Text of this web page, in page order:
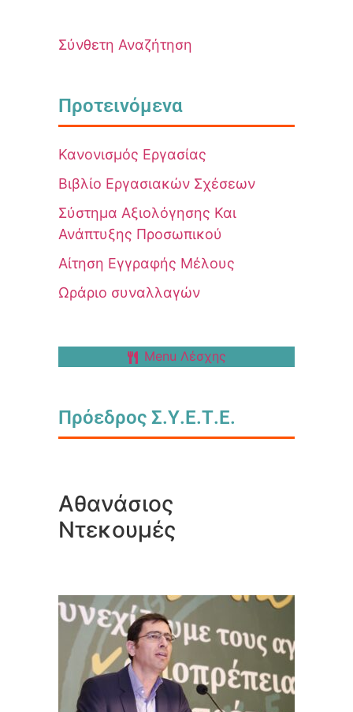
Σύνθετη Αναζήτηση
Προτεινόμενα
Κανονισμός Εργασίας
Βιβλίο Εργασιακών Σχέσεων
Σύστημα Αξιολόγησης Και
Ανάπτυξης Προσωπικού
Αίτηση Εγγραφής Μέλους
Ωράριο συναλλαγών
Menu Λέσχης
Πρόεδρος Σ.Υ.Ε.Τ.Ε.
Αθανάσιος
Ντεκουμές